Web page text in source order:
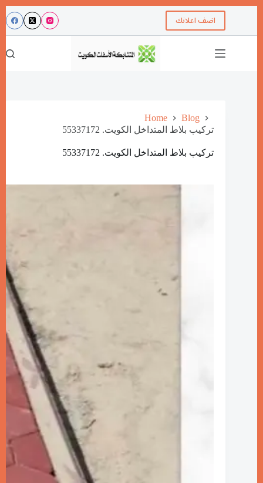
اضف اعلانك
Home
Blog
تركيب بلاط المتداخل الكويت. 55337172
تركيب بلاط المتداخل الكويت. 55337172